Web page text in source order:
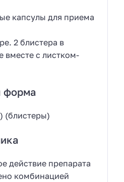
капсулы для приема
2 блистера в
вместе с листком-
форма
(блистеры)
действие препарата
комбинацией